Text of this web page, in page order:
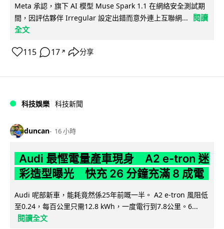
Meta 承認，旗下 AI 模型 Muse Spark 1.1 在網絡安全測試期
間，因評估夥伴 Irregular 設定出錯而意外連上互聯網...
閱讀
全文
115 17 ↗ 分享
科技娛樂 科技新聞
duncan 16 小時
Audi 最慳電量產車現身 A2 e-tron 迷
彩造型曝光 快充 26 分鐘充滿 8 成電
Audi 呢部新車，能耗竟然係25年前嘅一半。 A2 e-tron 風阻低
至0.24，每百公里只需12.8 kWh，一度電行到7.8公里。6...
閱讀全文